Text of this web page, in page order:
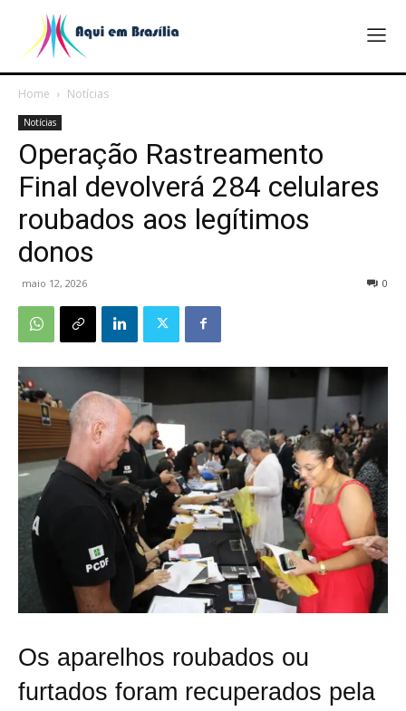
Home Notícias
Notícias
Operação Rastreamento
Final devolverá 284 celulares
roubados aos legítimos
donos
maio 12, 2026 0
Os aparelhos roubados ou
furtados foram recuperados pela